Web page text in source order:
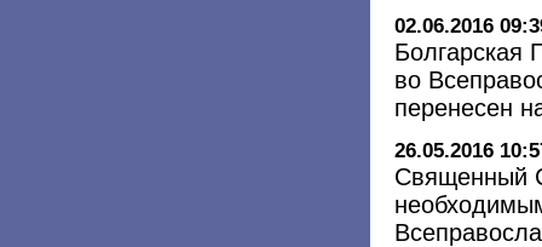
02.06.2016
Болгарская
во
перенесен
26.05.2016
Священный